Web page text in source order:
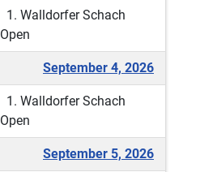
1. Walldorfer Schach
Open
September 4, 2026
1. Walldorfer Schach
Open
September 5, 2026